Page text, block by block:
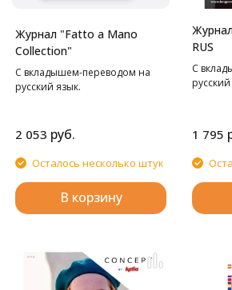
Журнал "Fatto a Mano
Collection"
С вкладышем-переводом на
русский язык.
2 053 руб.
Осталось несколько штук
В корзину
RUS
С
1 795